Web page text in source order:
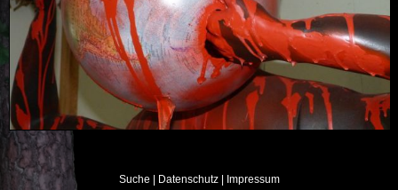
Suche | Datenschutz | Impressum